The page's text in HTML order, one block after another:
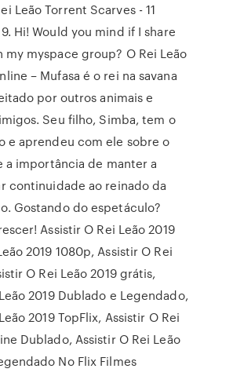
Leão Torrent Scarves - 11
Hi! Would you mind if I share
myspace group? O Rei Leão
– Mufasa é o rei na savana
por outros animais e
Seu filho, Simba, tem o
e aprendeu com ele sobre o
a importância de manter a
continuidade ao reinado da
Gostando do espetáculo?
Assistir O Rei Leão 2019
2019 1080p, Assistir O Rei
O Rei Leão 2019 grátis,
2019 Dublado e Legendado,
2019 TopFlix, Assistir O Rei
Dublado, Assistir O Rei Leão
No Flix Filmes